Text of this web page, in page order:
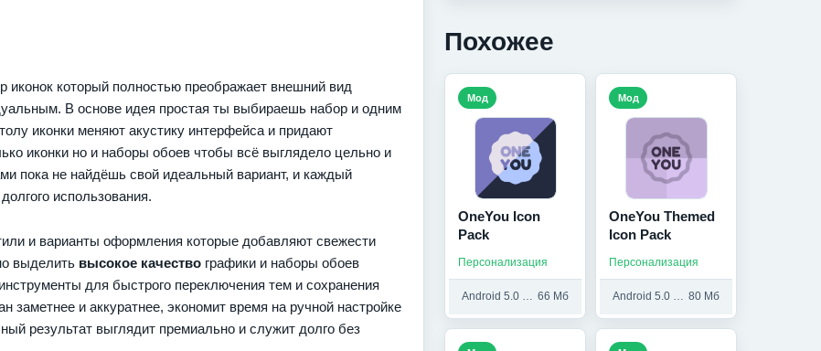
иконок который полностью преображает внешний вид
В основе идея простая ты выбираешь набор и одним
иконки меняют акустику интерфейса и придают
иконки но и наборы обоев чтобы всё выглядело цельно и
пока не найдёшь свой идеальный вариант, и каждый
использования.
и варианты оформления которые добавляют свежести
выделить высокое качество графики и наборы обоев
для быстрого переключения тем и сохранения
и аккуратнее, экономит время на ручной настройке
результат выглядит премиально и служит долго без
Похожее
OneYou Icon
Pack
Персонализация
Android 5.0 и выше 66 Мб
Мод
OneYou Themed
Icon Pack
Персонализация
Android 5.0 и выше 80 Мб
Мод